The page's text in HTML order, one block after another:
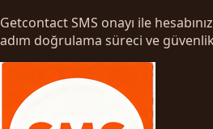
Getcontact SMS onayı ile
adım doğrulama süreci ve